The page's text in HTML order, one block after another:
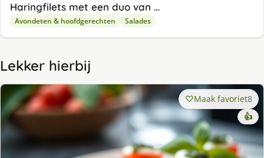
Haringfilets met een duo van …
Avondeten & hoofdgerechten Salades
Lekker hierbij
Maak favoriet8
👍